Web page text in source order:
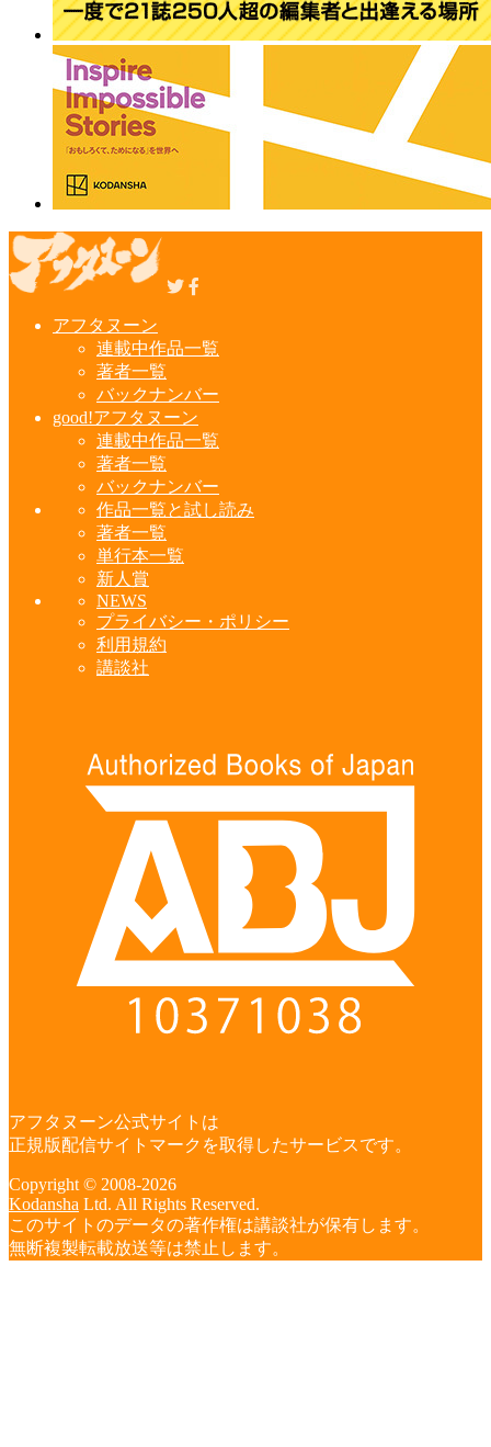
アフタヌーン
連載中作品一覧
著者一覧
バックナンバー
good!アフタヌーン
連載中作品一覧
著者一覧
バックナンバー
作品一覧と試し読み
著者一覧
単行本一覧
新人賞
NEWS
プライバシー・ポリシー
利用規約
講談社
アフタヌーン公式サイトは
正規版配信サイトマークを取得したサービスです。
Copyright © 2008-2026
Kodansha Ltd. All Rights Reserved.
このサイトのデータの著作権は講談社が保有します。
無断複製転載放送等は禁止します。